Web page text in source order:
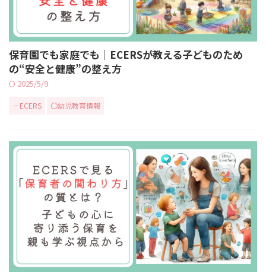
保育園でも家庭でも｜ECERSが教える子どものため
の“安全と健康”の整え方
2025/5/9
－ECERS 〇幼児教育情報